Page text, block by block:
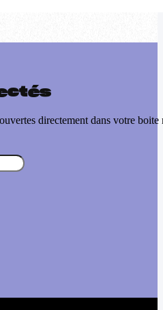
directement dans votre boite